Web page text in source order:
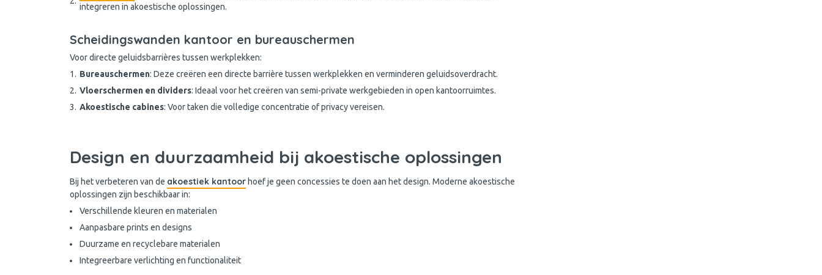
integreren in akoestische oplossingen.
Scheidingswanden kantoor en bureauschermen
Voor directe geluidsbarrières tussen werkplekken:
Bureauschermen: Deze creëren een directe barrière tussen werkplekken en verminderen geluidsoverdracht.
Vloerschermen en dividers: Ideaal voor het creëren van semi-private werkgebieden in open kantoorruimtes.
Akoestische cabines: Voor taken die volledige concentratie of privacy vereisen.
Design en duurzaamheid bij akoestische oplossingen
Bij het verbeteren van de akoestiek kantoor hoef je geen concessies te doen aan het design. Moderne akoestische
oplossingen zijn beschikbaar in:
Verschillende kleuren en materialen
Aanpasbare prints en designs
Duurzame en recyclebare materialen
Integreerbare verlichting en functionaliteit